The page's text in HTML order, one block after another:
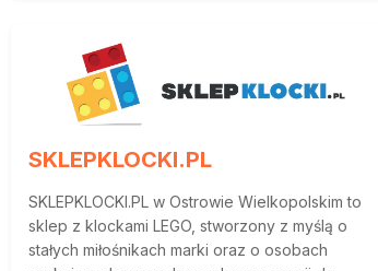
SKLEPKLOCKI.PL
SKLEPKLOCKI.PL w Ostrowie Wielkopolskim to
sklep z klockami LEGO, stworzony z myślą o
stałych miłośnikach marki oraz o osobach